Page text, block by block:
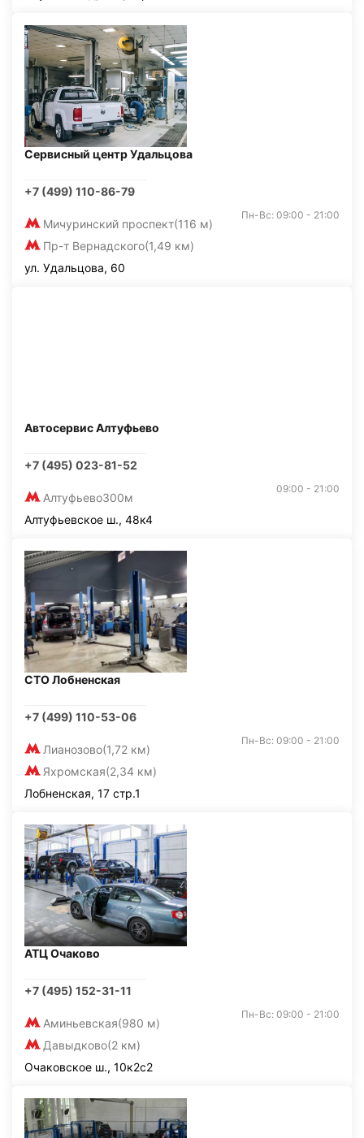
Сервисный центр Удальцова
+7 (499) 110-86-79
Мичуринский проспект(116 м)
Пр-т Вернадского(1,49 км)
Пн-Вс: 09:00 - 21:00
ул. Удальцова, 60
Автосервис Алтуфьево
+7 (495) 023-81-52
Алтуфьево300м
09:00 - 21:00
Алтуфьевское ш., 48к4
СТО Лобненская
+7 (499) 110-53-06
Лианозово(1,72 км)
Яхромская(2,34 км)
Пн-Вс: 09:00 - 21:00
Лобненская, 17 стр.1
АТЦ Очаково
+7 (495) 152-31-11
Аминьевская(980 м)
Давыдково(2 км)
Пн-Вс: 09:00 - 21:00
Очаковское ш., 10к2с2